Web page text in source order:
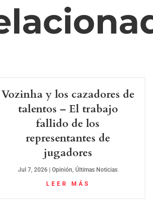
Vozinha y los cazadores de
talentos – El trabajo
fallido de los
representantes de
jugadores
Jul 7, 2026 |Opinión ,Últimas Noticias
LEER MÁS